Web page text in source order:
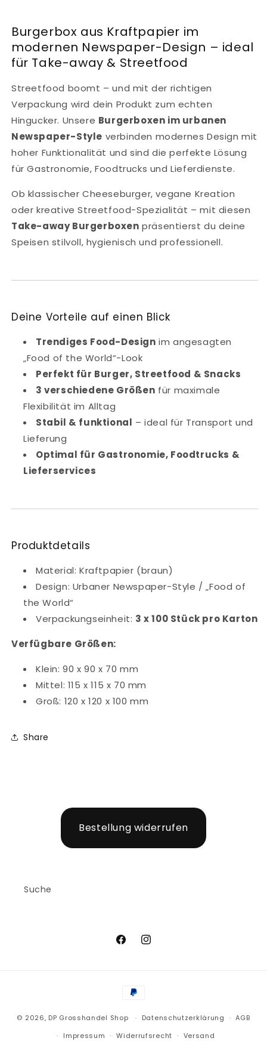
Burgerbox aus Kraftpapier im
modernen Newspaper-Design – ideal
für Take-away & Streetfood
Streetfood boomt – und mit der richtigen
Verpackung wird dein Produkt zum echten
Hingucker. Unsere Burgerboxen im urbanen
Newspaper-Style verbinden modernes Design mit
hoher Funktionalität und sind die perfekte Lösung
für Gastronomie, Foodtrucks und Lieferdienste.
Ob klassischer Cheeseburger, vegane Kreation
oder kreative Streetfood-Spezialität – mit diesen
Take-away Burgerboxen präsentierst du deine
Speisen stilvoll, hygienisch und professionell.
Deine Vorteile auf einen Blick
Trendiges Food-Design im angesagten
„Food of the World“-Look
Perfekt für Burger, Streetfood & Snacks
3 verschiedene Größen für maximale
Flexibilität im Alltag
Stabil & funktional – ideal für Transport und
Lieferung
Optimal für Gastronomie, Foodtrucks &
Lieferservices
Produktdetails
Material: Kraftpapier (braun)
Design: Urbaner Newspaper-Style / „Food of
the World“
Verpackungseinheit: 3 x 100 Stück pro Karton
Verfügbare Größen:
Klein: 90 x 90 x 70 mm
Mittel: 115 x 115 x 70 mm
Groß: 120 x 120 x 100 mm
Share
Bestellung widerrufen
Suche
FacebookInstagram
Zahlungsmethoden
© 2026, DP Grosshandel Shop Datenschutzerklärung
AGB
Impressum
Widerrufsrecht Versand